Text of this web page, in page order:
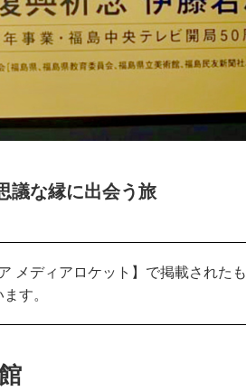
議な縁に出会う旅
メディアロケット】で掲載されたも
す。